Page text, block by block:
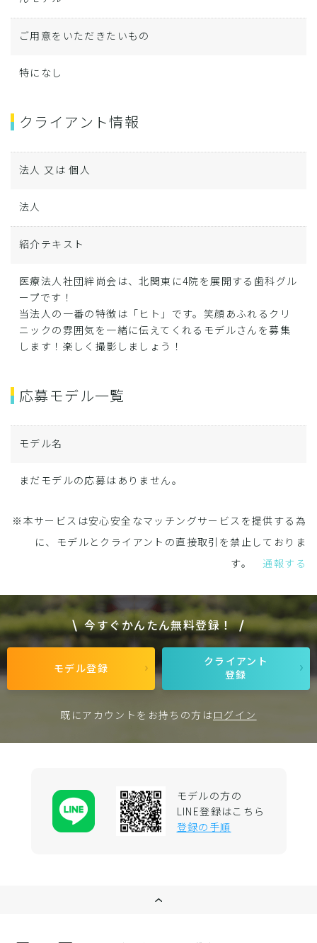
ご用意をいただきたいもの
特になし
クライアント情報
法人 又は 個人
法人
紹介テキスト
医療法人社団絆尚会は、北関東に4院を展開する歯科グル
ープです！
当法人の一番の特徴は「ヒト」です。笑顔あふれるクリ
ニックの雰囲気を一緒に伝えてくれるモデルさんを募集
します！楽しく撮影しましょう！
応募モデル一覧
モデル名
まだモデルの応募はありません。
※本サービスは安心安全なマッチングサービスを提供する為
に、モデルとクライアントの直接取引を禁止しておりま
す。通報する
今すぐかんたん無料登録！
モデル登録
クライアント
登録
既にアカウントをお持ちの方はログイン
モデルの方の
LINE登録はこちら
登録の手順